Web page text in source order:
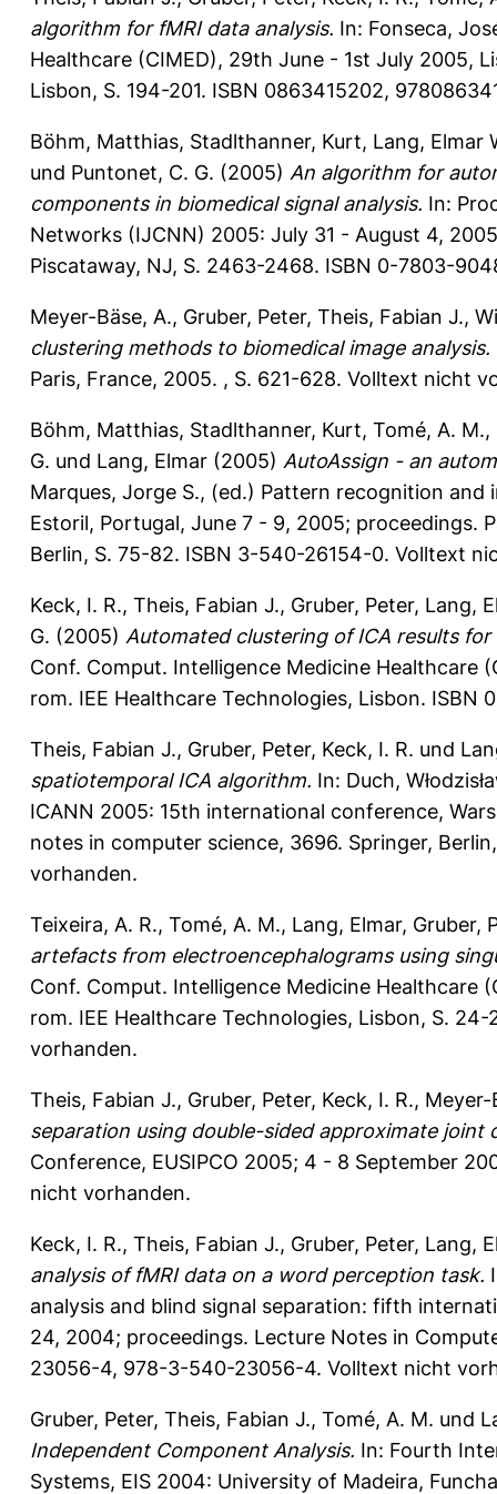
algorithm for fMRI data analysis. In: Fonseca,
Healthcare (CIMED), 29th June - 1st July 2005,
Lisbon, S. 194-201. ISBN 0863415202,
Böhm, Matthias, Stadlthanner, Kurt, Lang, Elmar
und Puntonet, C. G. (2005) An algorithm for
components in biomedical signal analysis. In:
Networks (IJCNN) 2005: July 31 - August 4,
Piscataway, NJ, S. 2463-2468. ISBN 0-7803-
Meyer-Bäse, A., Gruber, Peter, Theis, Fabian J.,
clustering methods to biomedical image analysis.
Paris, France, 2005. , S. 621-628. Volltext nicht
Böhm, Matthias, Stadlthanner, Kurt, Tomé, A. M.,
G. und Lang, Elmar (2005) AutoAssign - an
Marques, Jorge S., (ed.) Pattern recognition and
Estoril, Portugal, June 7 - 9, 2005; proceedings.
Berlin, S. 75-82. ISBN 3-540-26154-0. Volltext
Keck, I. R., Theis, Fabian J., Gruber, Peter, Lang,
G. (2005) Automated clustering of ICA results for
Conf. Comput. Intelligence Medicine Healthcare
rom. IEE Healthcare Technologies, Lisbon.
Theis, Fabian J., Gruber, Peter, Keck, I. R. und
spatiotemporal ICA algorithm. In: Duch,
ICANN 2005: 15th international conference,
notes in computer science, 3696. Springer,
vorhanden.
Teixeira, A. R., Tomé, A. M., Lang, Elmar, Gruber,
artefacts from electroencephalograms using
Conf. Comput. Intelligence Medicine Healthcare
rom. IEE Healthcare Technologies, Lisbon, S.
vorhanden.
Theis, Fabian J., Gruber, Peter, Keck, I. R., Meyer-
separation using double-sided approximate joint
Conference, EUSIPCO 2005; 4 - 8 September
nicht vorhanden.
Keck, I. R., Theis, Fabian J., Gruber, Peter, Lang,
analysis of fMRI data on a word perception task.
analysis and blind signal separation: fifth
24, 2004; proceedings. Lecture Notes in
23056-4, 978-3-540-23056-4. Volltext nicht
Gruber, Peter, Theis, Fabian J., Tomé, A. M. und
Independent Component Analysis. In: Fourth
Systems, EIS 2004: University of Madeira,